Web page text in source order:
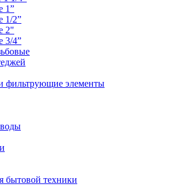
1”
1/2”
2"
3/4”
фильтрующие элементы
бытовой техники